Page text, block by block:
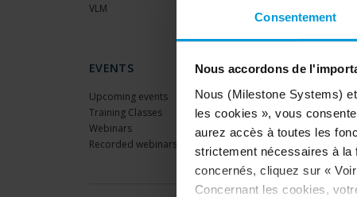
Consentement
Nous accordons de
Nous (Milestone Systems)
les cookies », vous
aurez accès à toutes les
strictement nécessaires à la
concernés, cliquez sur «
Concernant les cookies,
VLM
EVENTS
Upcoming events
Training Classes
Webinars
Recorded webinars